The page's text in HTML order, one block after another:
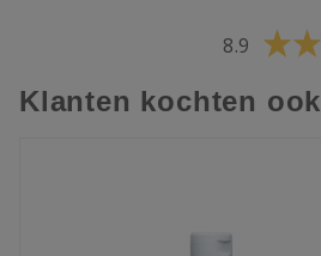
8.9
Klanten kochten ook